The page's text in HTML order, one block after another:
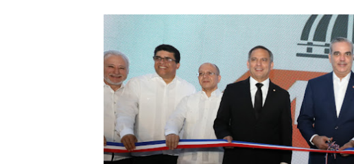
DGPCF: 55 años sembrando
Operativo interagencial frena
-Propeep y Gestión Presidencial
Ministerio de Defensa siembra
MICM y CECCOM retienen 213,355